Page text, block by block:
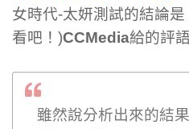
女時代-太妍測試的結論
看吧！)CCMedia給的評
雖然說分析出來的結